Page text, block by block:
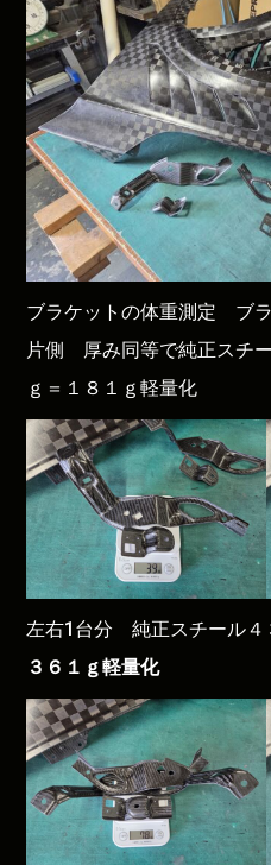
ブラケットの体重測定 ブ
片側 厚み同等で純正スチ
ｇ＝１８１ｇ軽量化
左右1台分 純正スチール４
３６１ｇ軽量化